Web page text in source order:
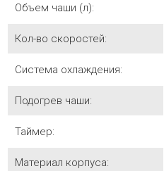
Объем чаши (л):
Кол-во скоростей:
Система охлаждения:
Подогрев чаши:
Таймер:
Материал корпуса: